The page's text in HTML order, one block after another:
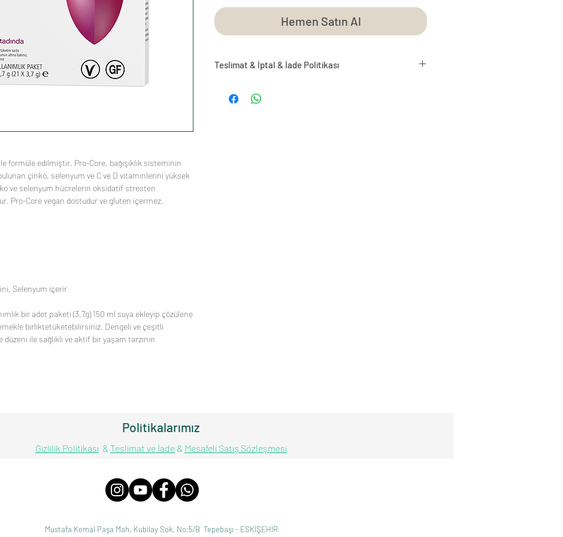
formüle edilmiştir. Pro-Core, bağışıklık sisteminin
çinko, selenyum ve C ve D vitaminlerini yüksek
ve selenyum hücrelerin oksidatif stresten
Pro-Core vegan dostudur ve gluten içermez.
Selenyum içerir
bir adet paketi (3,7g) 150 ml suya ekleyip çözülene
birliktetüketebilirsiniz. Dengeli ve çeşitli
ile sağlıklı ve aktif bir yaşam tarzının
Hemen Satın Al
Teslimat & İptal & İade Politikası
Politikalarımız
Gizlilik Politikası & Teslimat ve İade & Mesafeli Satış Sözleşmesi
Mustafa Kemal Paşa Mah. Kubilay Sok. No:5/B Tepebaşı - ESKİŞEHİR